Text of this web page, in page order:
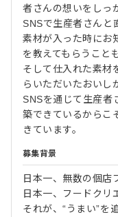
者さんの想いをしっ
SNSで生産者さんと
素材が入った時にお
を教えてもらうこと
そして仕入れた素材
らいただいたおいし
SNSを通じて生産者
築できているからこ
きています。
募集背景
日本一、無数の個店
日本一、フードクリ
それが、“うまい”を